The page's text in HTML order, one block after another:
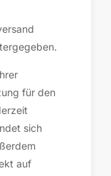
für den
sich
auf